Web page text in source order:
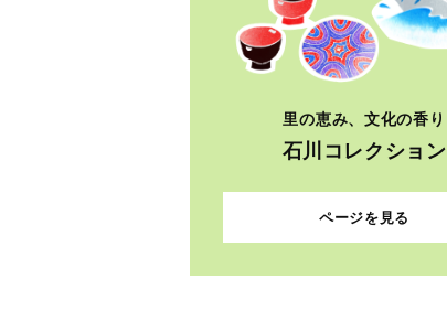
里の恵み、文化の香り
石川コレクション
ページを見る